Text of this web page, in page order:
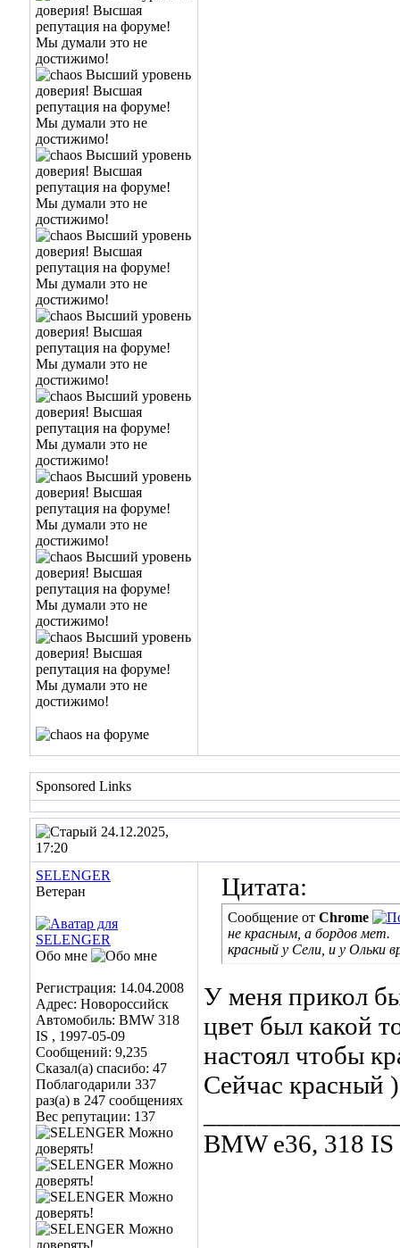
Sponsored Links
24.12.2025,
17:20
SELENGER
Ветеран
Обо мне
Регистрация: 14.04.2008
Адрес: Новороссийск
Автомобиль: BMW 318
IS , 1997-05-09
Сообщений: 9,235
Сказал(а) спасибо: 47
Поблагодарили 337
раз(а) в 247 сообщениях
Вес репутации: 137
Цитата:
Сообщение от Chrome
не красным, а бордов мет.
красный у Сели, и у Ольки
У меня прикол
цвет был какой
настоял чтобы
Сейчас красный )
BMW е36, 318